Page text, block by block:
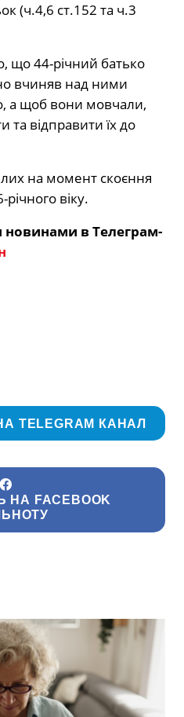
(ч.4,6 ст.152 та ч.3
що 44-річний батько
вчиняв над ними
а щоб вони мовчали,
та відправити їх до
на момент скоєння
віку.
новинами в Телеграм-
TELEGRAM КАНАЛ
НА FACEBOOK